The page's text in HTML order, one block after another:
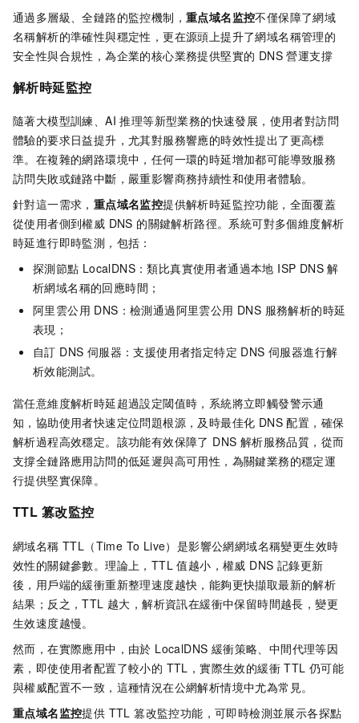
通過多層級、全鏈路的監控機制， 重点域名监控不僅保障了網域
名稱解析的準確性與穩定性，更在源頭上提升了網域名稱管理的
安全性與合規性，為企業的核心業務提供堅實的 DNS 營運支撐
解析時延監控
隨著大模型訓練、AI 推理等新型業務的快速發展，使用者對訪問
體驗的要求日益提升，尤其對服務響應的時效性提出了更高標
準。在複雜的網路環境中，任何一環的時延增加都可能導致服務
訪問失敗或鏈路中斷，嚴重影響商務持續性和使用者體驗。
針對這一需求， 重点域名监控提供解析時延監控功能，全面覆蓋
從使用者側到權威 DNS 的關鍵解析路徑。系統可對多個維度解析
時延進行即時監測，包括：
探測節點 LocalDNS：類比真實使用者通過本地 ISP DNS 解
析網域名稱的回應時間；
阿里雲公用 DNS：檢測通過阿里雲公用 DNS 服務解析的時延
表現；
自訂 DNS 伺服器：支援使用者指定特定 DNS 伺服器進行解
析效能測試。
當任意維度解析時延超過設定閾值時，系統將立即觸發警示通
知，協助使用者快速定位問題根源，及時最佳化 DNS 配置，確保
解析過程高效穩定。該功能有效保障了 DNS 解析服務品質，從而
支撐全鏈路應用訪問的低延遲與高可用性，為關鍵業務的穩定運
行提供堅實保障。
TTL 篡改監控
網域名稱 TTL（Time To Live）是影響公網網域名稱變更生效時
效性的關鍵參數。理論上，TTL 值越小，權威 DNS 記錄更新
後，用戶端的緩衝重新整理速度越快，能夠更快擷取最新的解析
結果；反之，TTL 越大，解析資訊在緩衝中保留時間越長，變更
生效速度越慢。
然而，在實際應用中，由於 LocalDNS 緩衝策略、中間代理等因
素，即使使用者配置了較小的 TTL，實際生效的緩衝 TTL 仍可能
與權威配置不一致，這種情況在公網解析情境中尤為常見。
重点域名监控提供 TTL 篡改監控功能，可即時檢測並展示各探點